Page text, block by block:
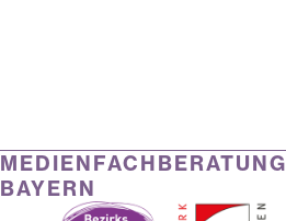
MEDIENFACHBERATUNG
BAYERN